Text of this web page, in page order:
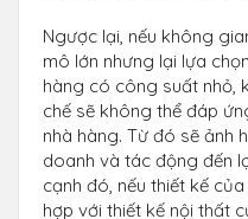
Ngược lại, nếu không
mô lớn nhưng lại lựa
hàng có công suất nhỏ,
chế sẽ không thể đáp
nhà hàng. Từ đó sẽ ảnh
doanh và tác động đến
cạnh đó, nếu thiết kế
hợp với thiết kế nội thất